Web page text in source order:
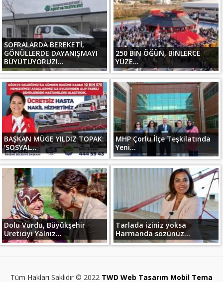
SOFRALARDA BEREKETİ,
GÖNÜLLERDE DAYANIŞMAYI
BÜYÜTÜYORUZ!...
250 BİN ÖĞÜN, BİNLERCE
YÜZE...
BAŞKAN MÜGE YILDIZ TOPAK:
‘SOSYAL...
MHP Çorlu İlçe Teşkilatında
Yeni...
Dolu Vurdu, Büyükşehir
Üreticiyi Yalnız...
Tarlada iziniz yoksa
Harmanda sözünüz...
Tüm Hakları Saklıdır © 2022 TWD Web Tasarım Mobil Tema